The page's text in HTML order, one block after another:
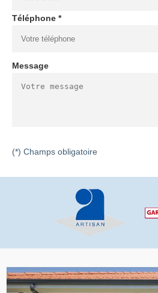
Téléphone *
Message
(*) Champs obligatoire